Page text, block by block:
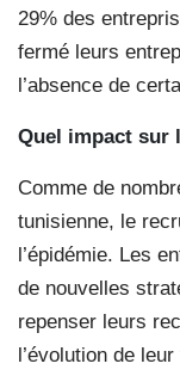
29% des
fermé leurs
l’absence de
Quel impact sur
Comme de
tunisienne, le
l’épidémie. Les
de nouvelles
repenser leurs
l’évolution de